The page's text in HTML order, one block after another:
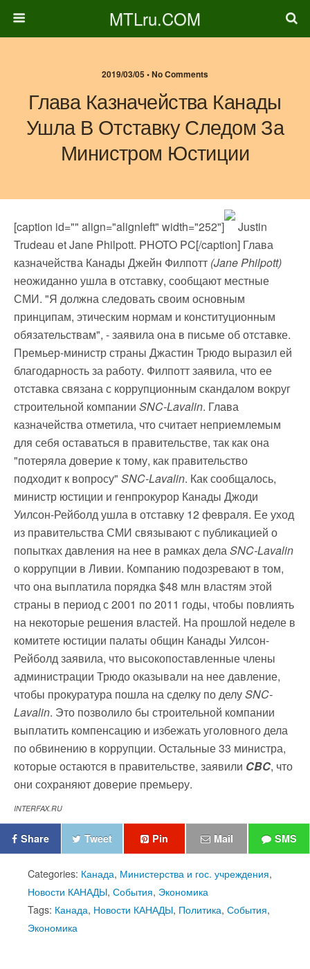
MTLru.COM
2019/03/05 • No Comments
Глава Казначейства Канады
Ушла В Отставку Следом За
Министром Юстиции
[caption id="" align="alignleft" width="252"]
Justin
Trudeau et Jane Philpott. PHOTO PC[/caption] Глава
казначейства Канады Джейн Филпотт (Jane Philpott)
неожиданно ушла в отставку, сообщают местные
СМИ. "Я должна следовать своим основным
принципам, этическим нормам и конституционным
обязательствам", - заявила она в письме об отставке.
Премьер-министр страны Джастин Трюдо выразил ей
благодарность за работу. Филпотт заявила, что ее
отставка связана с коррупционным скандалом вокруг
строительной компании SNC-Lavalin. Глава
казначейства отметила, что считает неприемлемым
для себя оставаться в правительстве, так как она
"потеряла доверие к тому, как правительство
подходит к вопросу" SNC-Lavalin. Как сообщалось,
министр юстиции и генпрокурор Канады Джоди
Уилсон-Рейболд ушла в отставку 12 февраля. Ее уход
из правительства СМИ связывают с публикацией о
попытках давления на нее в рамках делаSNC-Lavalin
о коррупции в Ливии. Компанию подозревают в том,
что она выплатила порядка $48 млн властям этой
страны в период с 2001 по 2011 годы, чтобы повлиять
на некоторые решения властей. На прошлой неделе в
комитете юстиции палаты общин Канады Уилсон-
Рейболд заявила, что высокопоставленные члены
администрации Трюдо оказывали на нее давление,
чтобы прокуратура пошла на сделку по делуSNC-
Lavalin. Это позволило бы строительной компании
выплатить компенсацию и избежать уголовного дела
по обвинению в коррупции. Остальные 33 министра,
которые остаются в правительстве, заявили CBC, что
они сохраняют доверие премьеру.
INTERFAX.RU
Share Tweet Pin Mail SMS
Categories: Канада, Министерства и гос. учреждения,
Новости КАНАДЫ, События, Экономика
Tags: Канада, Новости КАНАДЫ, Политика, События,
Экономика